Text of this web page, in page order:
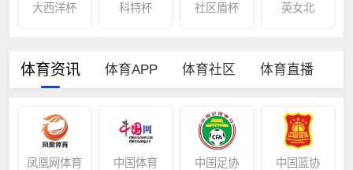
大西洋杯 科特杯 社区盾杯 英女北
体育资讯 体育APP 体育社区 体育直播
凤凰网体育 中国体育 中国足协 中国篮协